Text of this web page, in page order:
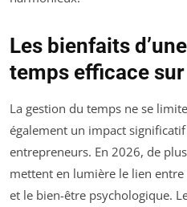
Les bienfaits
temps efficace
La gestion du temps ne se
également un impact
entrepreneurs. En 2026, de
mettent en lumière le lien
et le bien-être psychologique.